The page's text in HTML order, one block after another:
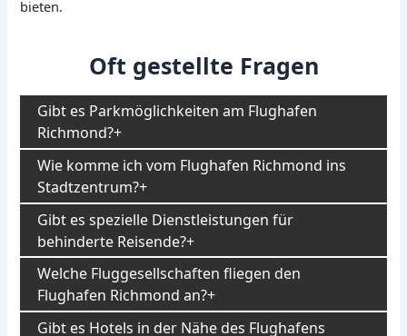
bieten.
Oft gestellte Fragen
Gibt es Parkmöglichkeiten am Flughafen
Richmond?
Wie komme ich vom Flughafen Richmond ins
Stadtzentrum?
Gibt es spezielle Dienstleistungen für
behinderte Reisende?
Welche Fluggesellschaften fliegen den
Flughafen Richmond an?
Gibt es Hotels in der Nähe des Flughafens